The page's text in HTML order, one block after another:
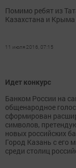
Помимо ребят из
Казахстана и Крыма
11 июля 2016, 07:15
Идет конкурс
Банком России на
общенародное
сформирован
символов,
новых российских
Город Казань с его
среди столиц